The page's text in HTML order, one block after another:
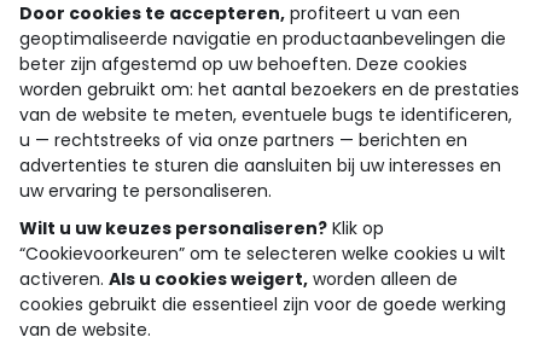
wie zijn we?
hulp nodig
loyalty club
onze catalogus
Algemene verkoop en gebruiksvoorwaarden
Privacybeleid
Door cookies te accepteren, profiteert u van een
geoptimaliseerde navigatie en productaanbevelingen die
beter zijn afgestemd op uw behoeften. Deze cookies
worden gebruikt om: het aantal bezoekers en de prestaties
van de website te meten, eventuele bugs te identificeren,
u — rechtstreeks of via onze partners — berichten en
advertenties te sturen die aansluiten bij uw interesses en
uw ervaring te personaliseren.
Wilt u uw keuzes personaliseren? Klik op
“Cookievoorkeuren” om te selecteren welke cookies u wilt
activeren. Als u cookies weigert, worden alleen de
cookies gebruikt die essentieel zijn voor de goede werking
van de website.